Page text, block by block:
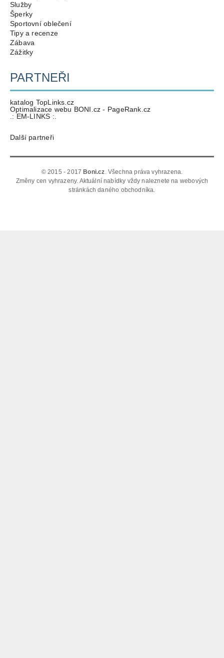
Služby
Šperky
Sportovní oblečení
Tipy a recenze
Zábava
Zážitky
PARTNEŘI
katalog TopLinks.cz
Optimalizace webu BONI.cz - PageRank.cz
.: EM-LINKS :.
Další partneři
© 2015 - 2017 Boni.cz. Všechna práva vyhrazena.
Změny cen vyhrazeny. Aktuální nabídky vždy naleznete na webových
stránkách daného obchodníka.